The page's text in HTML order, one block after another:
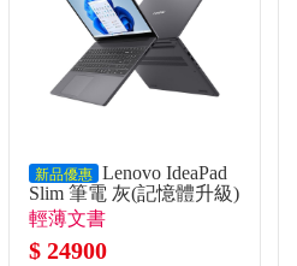
新品優惠 Lenovo IdeaPad
Slim 筆電 灰(記憶體升級)
(i5-13420H/8G+16G/512G
SSD/W11)
輕薄文書
$ 24900